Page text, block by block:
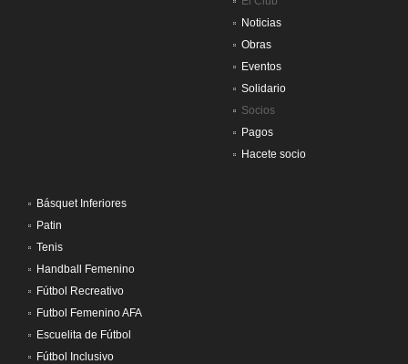
Noticias
Obras
Eventos
Solidario
Socios
Pagos
Hacete socio
Básquet Inferiores
Patin
Tenis
Handball Femenino
Fútbol Recreativo
Futbol Femenino AFA
Escuelita de Fútbol
Fútbol Inclusivo